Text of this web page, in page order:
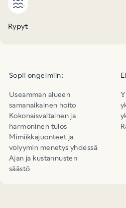
Rypyt
Sopii ongelmiin:
Useamman alueen
samanaikainen hoito
Kokonaisvaltainen ja
harmoninen tulos
Mimiikkajuonteet ja
volyymin menetys yhdessä
Ajan ja kustannusten
säästö